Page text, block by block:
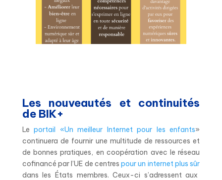
Les nouveautés et continuités
de BIK+
Leportail «Un meilleur Internet pour les enfants»
continuera de fournir une multitude de ressources et
de bonnes pratiques, en coopération avec le réseau
cofinancé par l’UE de centrespour un internet plus sûr
dans les États membres. Ceux-ci s’adressent aux